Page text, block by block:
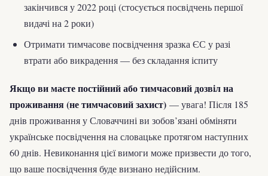
закінчився у 2022 році (стосується посвідчень першої
видачі на 2 роки)
Отримати тимчасове посвідчення зразка ЄС у разі
втрати або викрадення — без складання іспиту
Якщо ви маєте постійний або тимчасовий дозвіл на
проживання (не тимчасовий захист) — увага! Після 185
днів проживання у Словаччині ви зобов’язані обміняти
українське посвідчення на словацьке протягом наступних
60 днів. Невиконання цієї вимоги може призвести до того,
що ваше посвідчення буде визнано недійсним.